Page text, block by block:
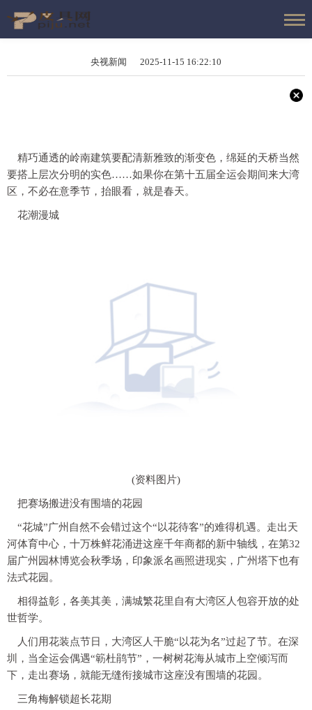
央视新闻 2025-11-15 16:22:10
精巧通透的岭南建筑要配清新雅致的渐变色，绵延的天桥当然
要搭上层次分明的实色……如果你在第十五届全运会期间来大湾
区，不必在意季节，抬眼看，就是春天。
花潮漫城
(资料图片)
把赛场搬进没有围墙的花园
“花城”广州自然不会错过这个“以花待客”的难得机遇。走出天
河体育中心，十万株鲜花涌进这座千年商都的新中轴线，在第32
届广州园林博览会秋季场，印象派名画照进现实，广州塔下也有
法式花园。
相得益彰，各美其美，满城繁花里自有大湾区人包容开放的处
世哲学。
人们用花装点节日，大湾区人干脆“以花为名”过起了节。在深
圳，当全运会偶遇“簕杜鹃节”，一树树花海从城市上空倾泻而
下，走出赛场，就能无缝衔接城市这座没有围墙的花园。
三角梅解锁超长花期